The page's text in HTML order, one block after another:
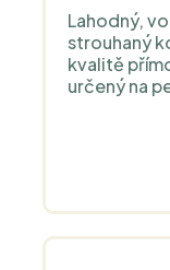
Lahodný,
strouhaný
kvalitě
určený na
teplé i